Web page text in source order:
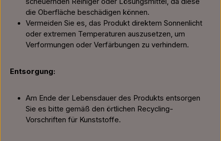
die Oberfläche beschädigen können.
Vermeiden Sie es, das Produkt direktem Sonnenlicht
oder extremen Temperaturen auszusetzen, um
Verformungen oder Verfärbungen zu verhindern.
Entsorgung:
Am Ende der Lebensdauer des Produkts entsorgen
Sie es bitte gemäß den örtlichen Recycling-
Vorschriften für Kunststoffe.